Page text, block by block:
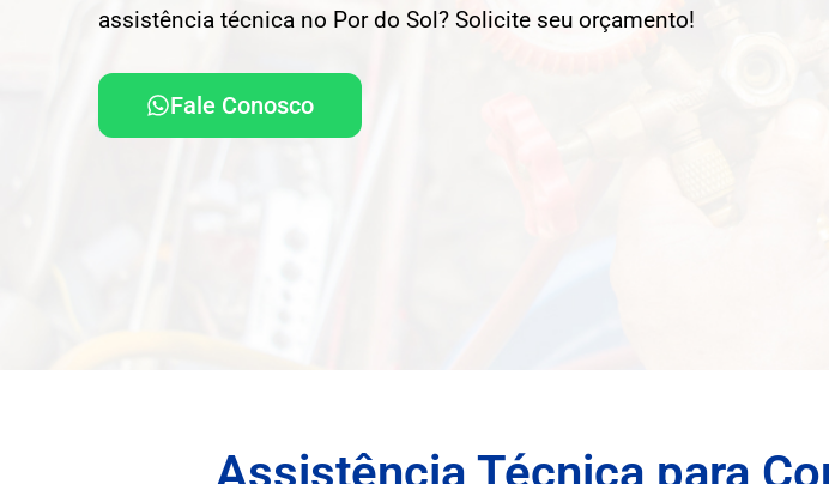
assistência técnica no Por do Sol? Solicite seu orçamento!
Fale Conosco
Assistência Técnica para